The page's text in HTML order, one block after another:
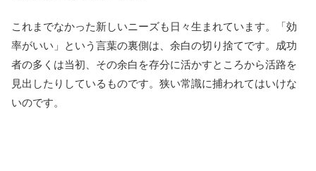
これまでなかった新しいニーズも日々生まれています。「効
率がいい」という言葉の裏側は、余白の切り捨てです。成功
者の多くは当初、その余白を存分に活かすところから活路を
見出したりしているものです。狭い常識に捕われてはいけな
いのです。